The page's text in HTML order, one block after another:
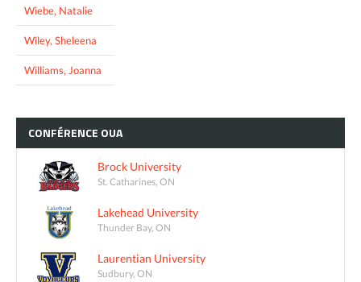
Wiebe, Natalie
Wiley, Sheleena
Williams, Joanna
CONFÉRENCE OUA
Brock University
St. Catharines, ON
Lakehead University
Thunder Bay, ON
Laurentian University
Sudbury, ON